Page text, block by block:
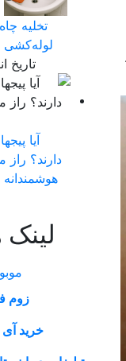
تخلیه
تاریخ
آیا
دارند؟ راز
هوشمندانه
زوم
خرید